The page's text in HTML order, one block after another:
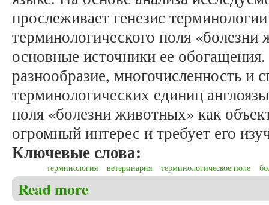
прослеживает генезис
терминологического поля
основные источники ее
разнообразие, многочисленность и
терминологических единиц
поля «болезни животных» как
огромный интерес и требует его
Ключевые слова:
терминология ветеринария терминологическое поле
Read more